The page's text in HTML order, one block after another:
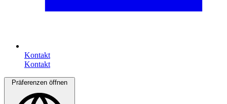
Kontakt
Präferenzen öffnen